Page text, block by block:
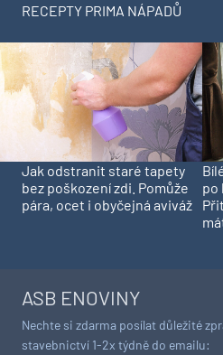
RECEPTY PRIMA NÁPADŮ
Jak odstranit staré tapety
bez poškození zdi. Pomůže
pára, ocet i obyčejná aviváž
po
ASB ENOVINY
Nechte si zdarma posílat důležité
stavebnictví 1-2x týdně do emailu: